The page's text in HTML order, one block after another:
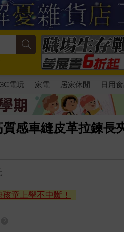
3C電玩 家電 居家休閒 日用
感車縫皮革拉鍊長
童上學不中斷！